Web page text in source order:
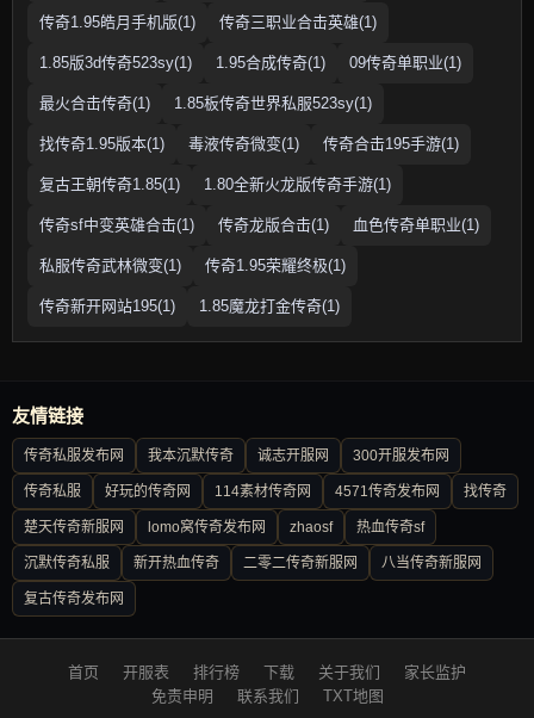
传奇1.95皓月手机版(1) 传奇三职业合击英雄(1)
1.85版3d传奇523sy(1) 1.95合成传奇(1) 09传奇单职业(1)
最火合击传奇(1) 1.85板传奇世界私服523sy(1)
找传奇1.95版本(1) 毒液传奇微变(1) 传奇合击195手游(1)
复古王朝传奇1.85(1) 1.80全新火龙版传奇手游(1)
传奇sf中变英雄合击(1) 传奇龙版合击(1) 血色传奇单职业(1)
私服传奇武林微变(1) 传奇1.95荣耀终极(1)
传奇新开网站195(1) 1.85魔龙打金传奇(1)
友情链接
传奇私服发布网 我本沉默传奇 诚志开服网 300开服发布网
传奇私服 好玩的传奇网 114素材传奇网 4571传奇发布网 找传奇
楚天传奇新服网 lomo窝传奇发布网 zhaosf 热血传奇sf
沉默传奇私服 新开热血传奇 二零二传奇新服网 八当传奇新服网
复古传奇发布网
首页 开服表 排行榜 下载 关于我们
家长监护
免责申明
联系我们 TXT地图